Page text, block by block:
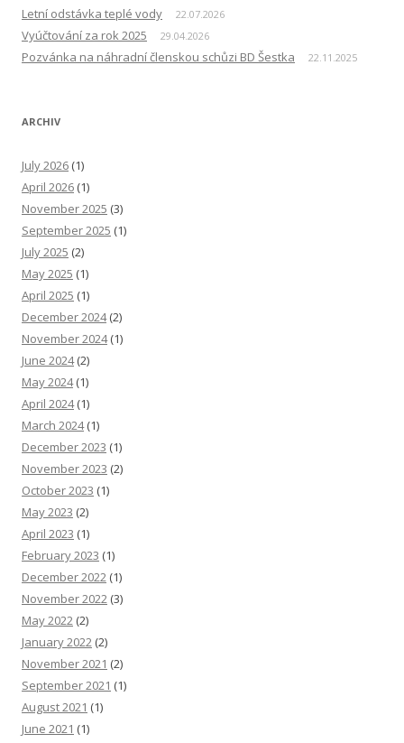
Letní odstávka teplé vody 22.07.2026
Vyúčtování za rok 2025 29.04.2026
Pozvánka na náhradní členskou schůzi BD Šestka 22.11.2025
ARCHIV
July 2026 (1)
April 2026 (1)
November 2025 (3)
September 2025 (1)
July 2025 (2)
May 2025 (1)
April 2025 (1)
December 2024(2)
November 2024(1)
June 2024(2)
May 2024(1)
April 2024(1)
March 2024(1)
December 2023 (1)
November 2023 (2)
October 2023 (1)
May 2023 (2)
April 2023 (1)
February 2023 (1)
December 2022 (1)
November 2022 (3)
May 2022 (2)
January 2022 (2)
November 2021 (2)
September 2021 (1)
August 2021 (1)
June 2021 (1)